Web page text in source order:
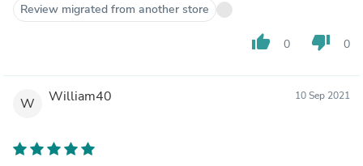
Review migrated from another store
thumb_up 0 thumb_down 0
W William40 10 Sep 2021